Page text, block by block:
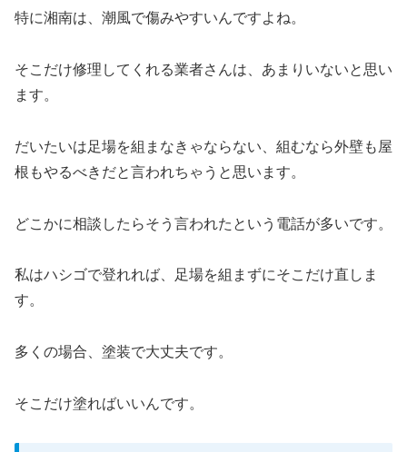
特に湘南は、潮風で傷みやすいんですよね。
そこだけ修理してくれる業者さんは、あまりいないと思い
ます。
だいたいは足場を組まなきゃならない、組むなら外壁も屋
根もやるべきだと言われちゃうと思います。
どこかに相談したらそう言われたという電話が多いです。
私はハシゴで登れれば、足場を組まずにそこだけ直しま
す。
多くの場合、塗装で大丈夫です。
そこだけ塗ればいいんです。